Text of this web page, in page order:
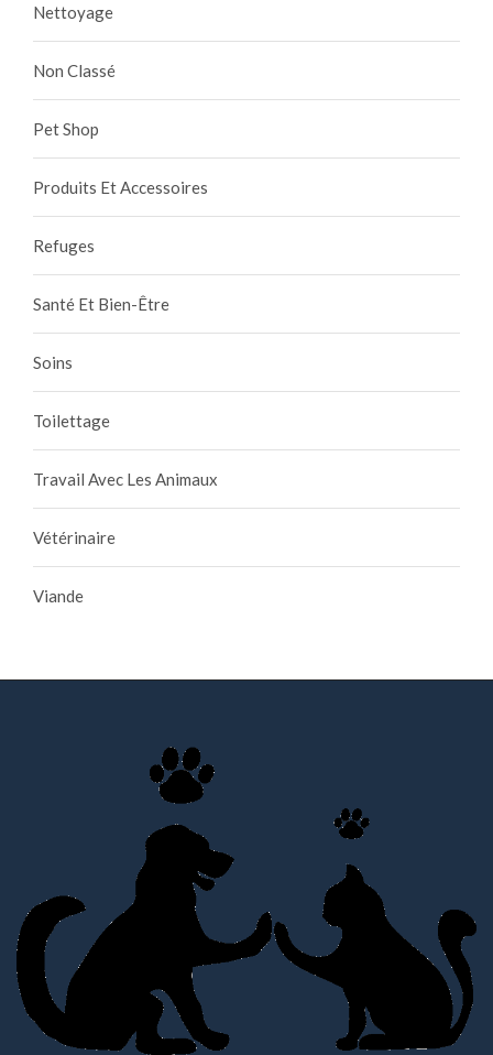
Nettoyage
Non Classé
Pet Shop
Produits Et Accessoires
Refuges
Santé Et Bien-Être
Soins
Toilettage
Travail Avec Les Animaux
Vétérinaire
Viande